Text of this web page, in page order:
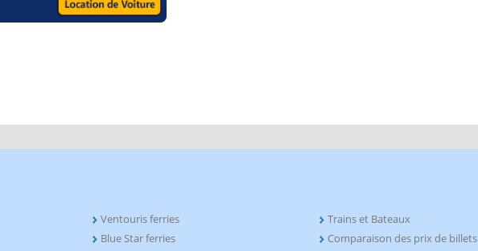
Ventouris ferries
Blue Star ferries
Trains et Bateaux
Comparaison des prix de billets